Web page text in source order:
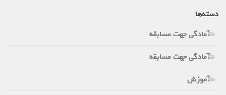
دسته‌ها
آمادگی جهت مسابقه
آمادگی جهت مسابقه
آموزش